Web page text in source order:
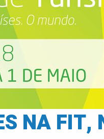
NA FIT,